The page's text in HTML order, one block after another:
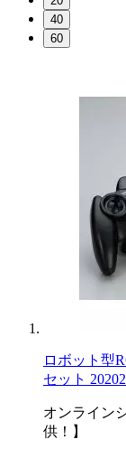
40
60
ロボット型
セット
オンライン
供！】